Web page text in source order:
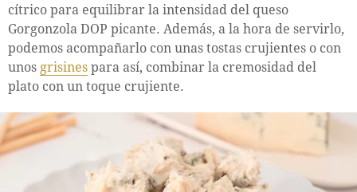
cítrico para equilibrar la intensidad del queso
Gorgonzola DOP picante. Además, a la hora de servirlo,
podemos acompañarlo con unas tostas crujientes o con
unos grisines para así, combinar la cremosidad del
plato con un toque crujiente.